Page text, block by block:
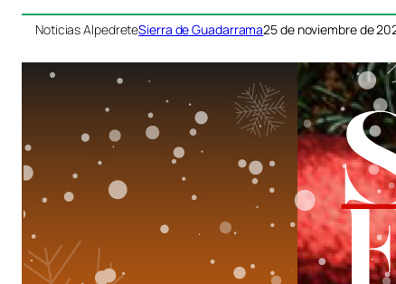
Noticias AlpedreteSierra de Guadarrama25 de noviembre de